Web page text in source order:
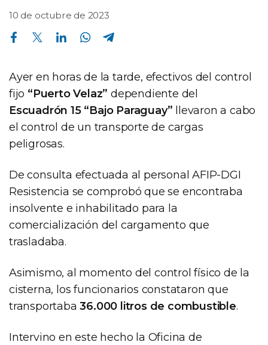
10 de octubre de 2023
Compartir en Facebook Compartir en Twitter Compartir en Linkedin Compartir en Whatsapp
Ayer en horas de la tarde, efectivos del control
fijo “Puerto Velaz” dependiente del
Escuadrón 15 “Bajo Paraguay” llevaron a cabo
el control de un transporte de cargas
peligrosas.
De consulta efectuada al personal AFIP-DGI
Resistencia se comprobó que se encontraba
insolvente e inhabilitado para la
comercialización del cargamento que
trasladaba.
Asimismo, al momento del control físico de la
cisterna, los funcionarios constataron que
transportaba36.000 litros de combustible.
Intervino en este hecho la Oficina de